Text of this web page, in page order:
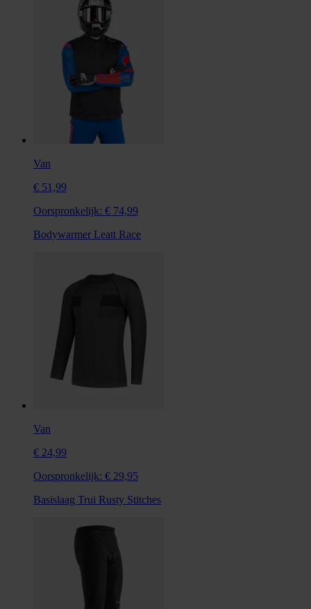
Van
€ 51,99
Oorspronkelijk: € 74,99
Bodywarmer Leatt Race
Van
€ 24,99
Oorspronkelijk: € 29,95
Basislaag Trui Rusty Stitches